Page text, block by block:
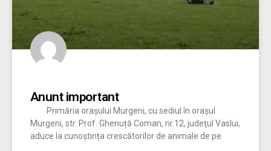
Anunt important
Primăria oraşului Murgeni, cu sediul în oraşul
Murgeni, str. Prof. Ghenuță Coman, nr.12, judeţul Vaslui,
aduce la cunoștința crescătorilor de animale de pe